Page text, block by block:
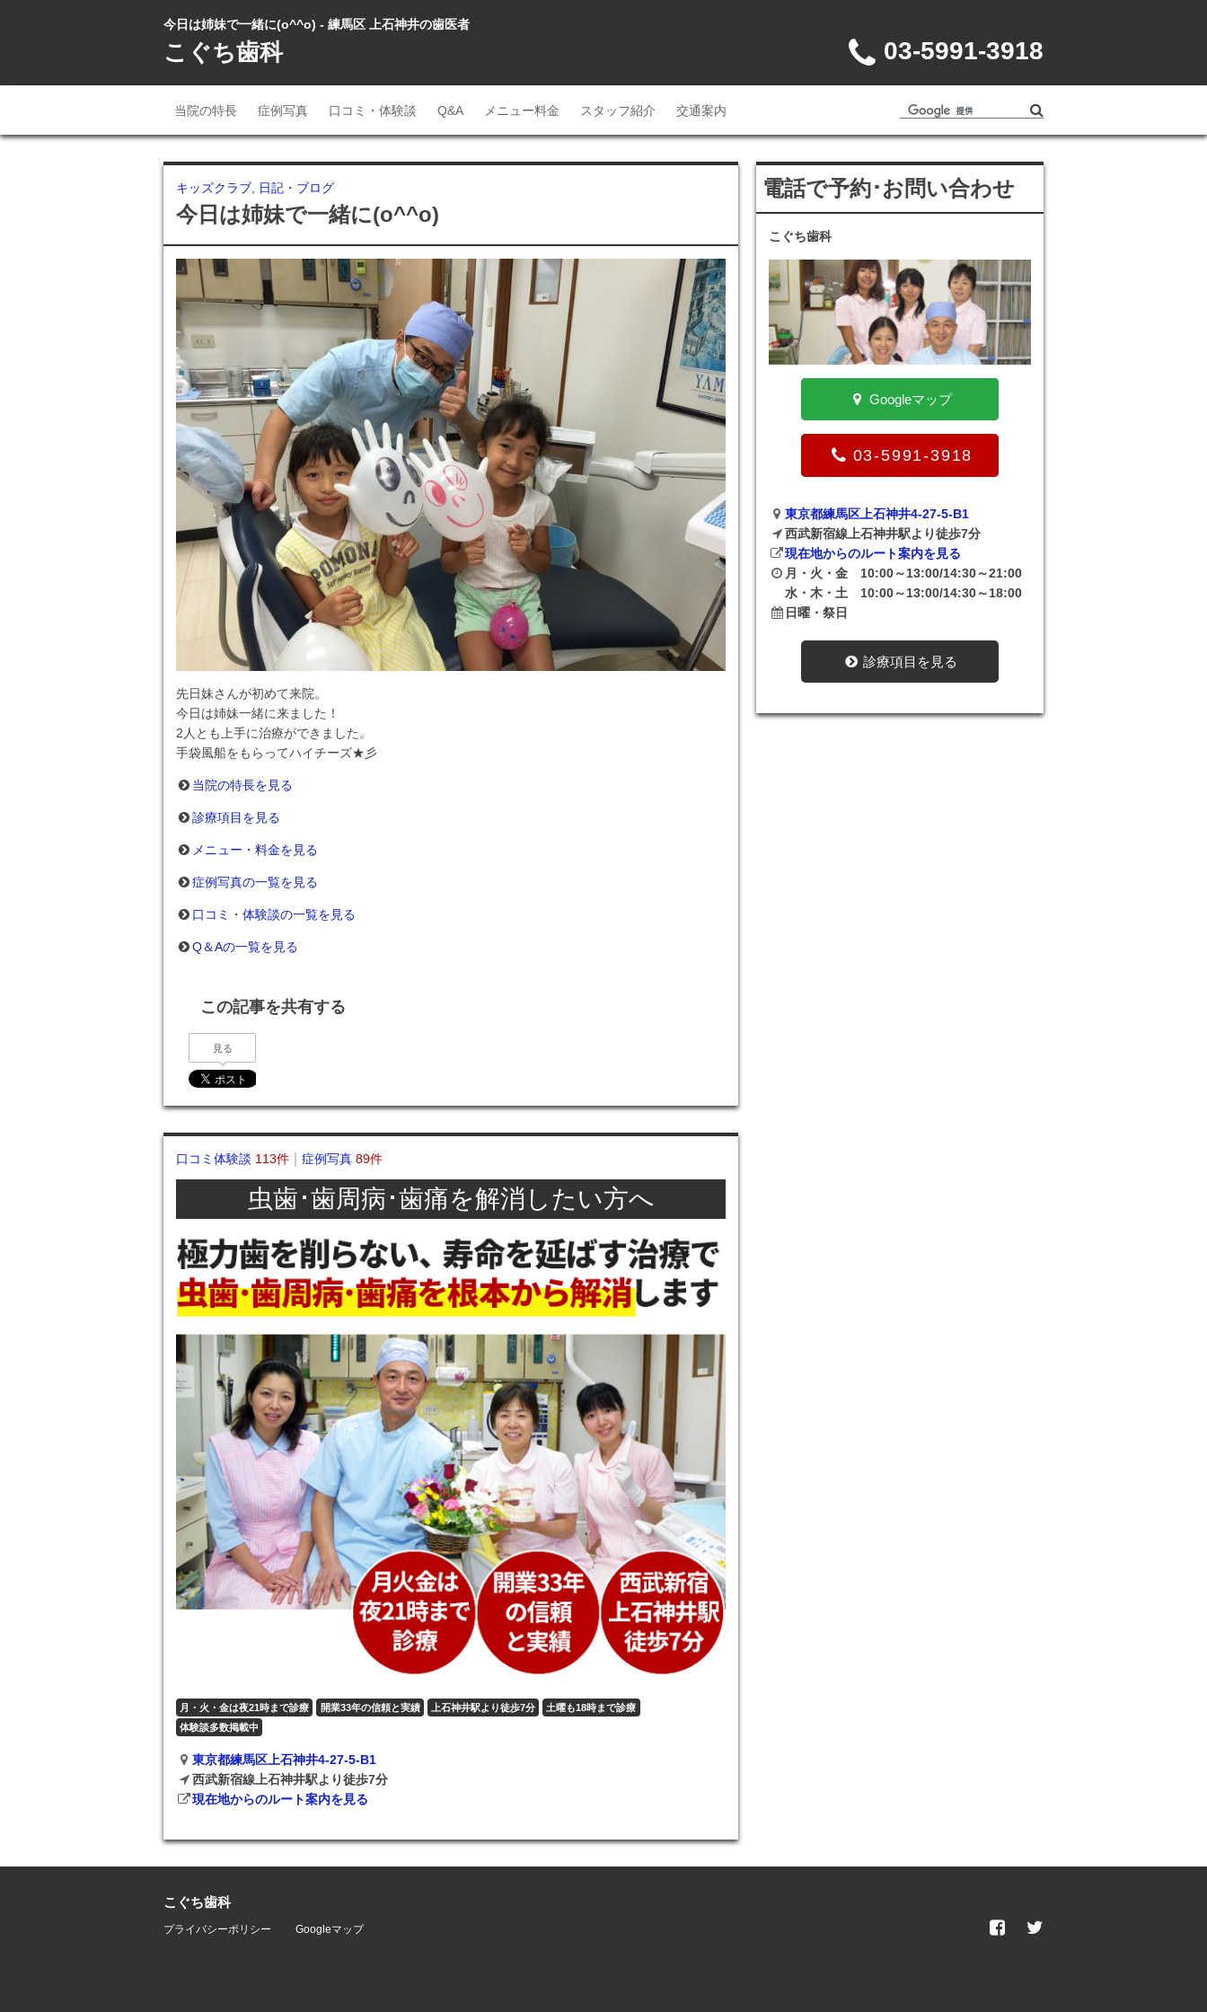
今日は姉妹で一緒に(o^^o) - 練馬区 上石神井の歯医者
こぐち歯科 03-5991-3918
当院の特長 症例写真 口コミ・体験談 Q&A メニュー料金 スタッフ紹介 交通案内
キッズクラブ 日記・ブログ
今日は姉妹で一緒に(o^^o)
先日妹さんが初めて来院。
今日は姉妹一緒に来ました！
2人とも上手に治療ができました。
手袋風船をもらってハイチーズ★彡
当院の特長を見る
診療項目を見る
メニュー・料金を見る
症例写真の一覧を見る
口コミ・体験談の一覧を見る
Q＆Aの一覧を見る
この記事を共有する
見る
口コミ体験談 113件 症例写真89件
虫歯･歯周病･歯痛を解消したい方へ
月・火・金は夜21時まで診療 開業33年の信頼と実績 上石神井駅より徒歩7分
土曜も18時まで診療
体験談多数掲載中
東京都練馬区上石神井4-27-5-B1
西武新宿線上石神井駅より徒歩7分
現在地からのルート案内を見る
電話で予約･お問い合わせ
こぐち歯科
Googleマップ
03-5991-3918
東京都練馬区上石神井4-27-5-B1
西武新宿線上石神井駅より徒歩7分
現在地からのルート案内を見る
月・火・金 10:00～13:00/14:30～21:00
水・木・土 10:00～13:00/14:30～18:00
日曜・祭日
診療項目を見る
こぐち歯科
プライバシーポリシー Googleマップ